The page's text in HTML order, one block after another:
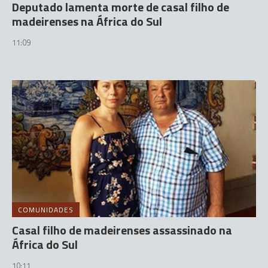
Deputado lamenta morte de casal filho de
madeirenses na África do Sul
11:09
COMUNIDADES
Casal filho de madeirenses assassinado na
África do Sul
10:11